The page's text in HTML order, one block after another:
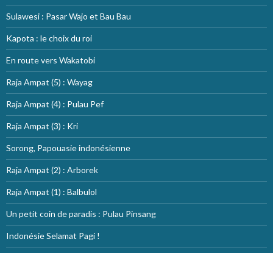
Sulawesi : Pasar Wajo et Bau Bau
Kapota : le choix du roi
En route vers Wakatobi
Raja Ampat (5) : Wayag
Raja Ampat (4) : Pulau Pef
Raja Ampat (3) : Kri
Sorong, Papouasie indonésienne
Raja Ampat (2) : Arborek
Raja Ampat (1) : Balbulol
Un petit coin de paradis : Pulau Pinsang
Indonésie Selamat Pagi !